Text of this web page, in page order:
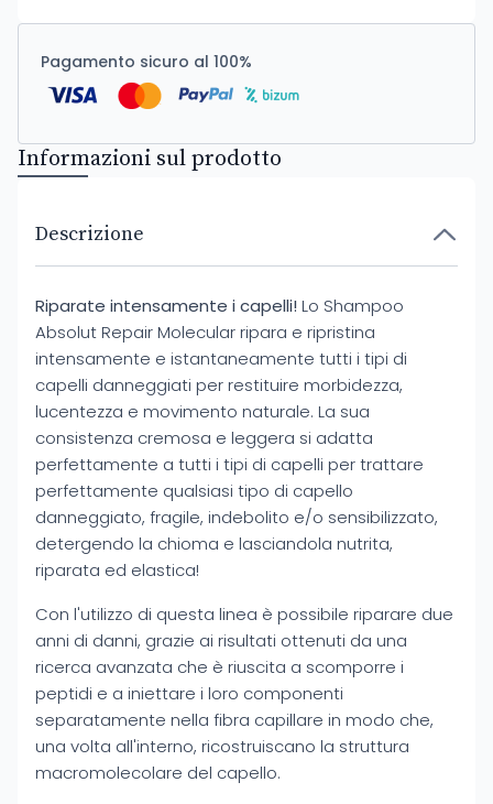
Pagamento sicuro al 100%
Informazioni sul prodotto
Descrizione
Riparate intensamente i capelli! Lo Shampoo
Absolut Repair Molecular ripara e ripristina
intensamente e istantaneamente tutti i tipi di
capelli danneggiati per restituire morbidezza,
lucentezza e movimento naturale. La sua
consistenza cremosa e leggera si adatta
perfettamente a tutti i tipi di capelli per trattare
perfettamente qualsiasi tipo di capello
danneggiato, fragile, indebolito e/o sensibilizzato,
detergendo la chioma e lasciandola nutrita,
riparata ed elastica!
Con l'utilizzo di questa linea è possibile riparare due
anni di danni, grazie ai risultati ottenuti da una
ricerca avanzata che è riuscita a scomporre i
peptidi e a iniettare i loro componenti
separatamente nella fibra capillare in modo che,
una volta all'interno, ricostruiscano la struttura
macromolecolare del capello.